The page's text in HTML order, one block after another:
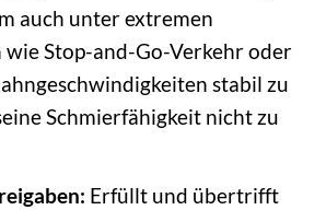
auch unter extremen
wie Stop-and-Go-Verkehr oder
stabil zu
Schmierfähigkeit nicht zu
Erfüllt und übertrifft